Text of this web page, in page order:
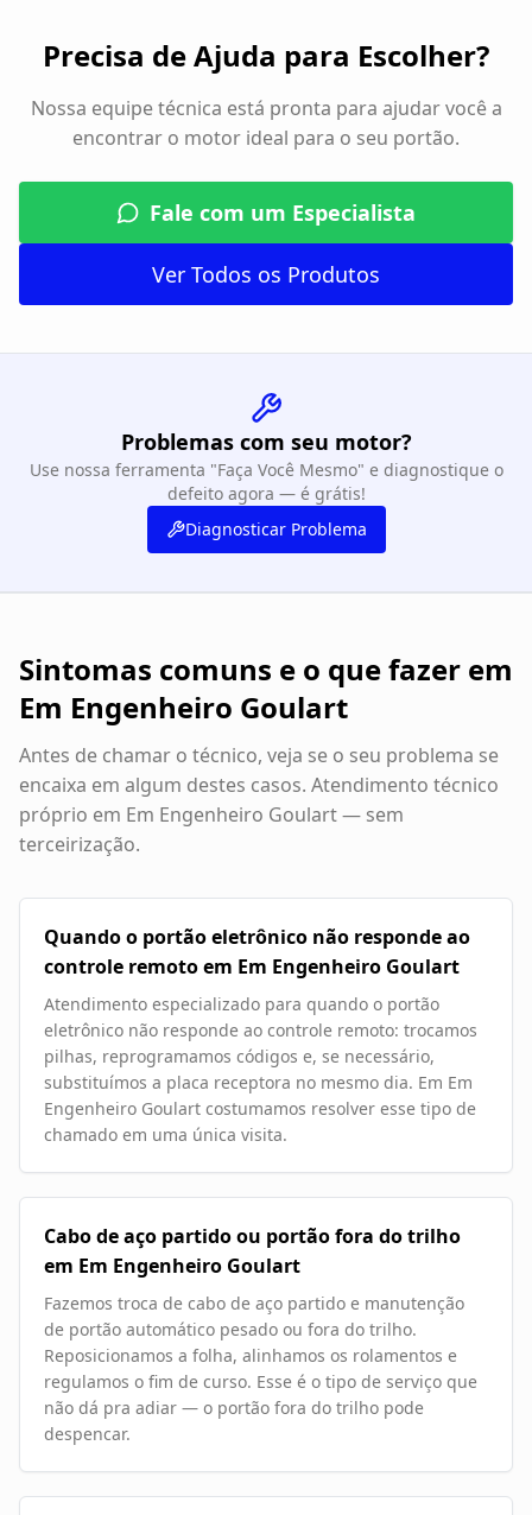
Precisa de Ajuda para Escolher?
Nossa equipe técnica está pronta para ajudar você a
encontrar o motor ideal para o seu portão.
Fale com um Especialista
Ver Todos os Produtos
Problemas com seu motor?
Use nossa ferramenta "Faça Você Mesmo" e diagnostique o
defeito agora — é grátis!
Diagnosticar Problema
Sintomas comuns e o que fazer em
Em Engenheiro Goulart
Antes de chamar o técnico, veja se o seu problema se
encaixa em algum destes casos. Atendimento técnico
próprio em Em Engenheiro Goulart— sem
terceirização.
Quando o portão eletrônico não responde ao
controle remoto em Em Engenheiro Goulart
Atendimento especializado para quando o portão
eletrônico não responde ao controle remoto: trocamos
pilhas, reprogramamos códigos e, se necessário,
substituímos a placa receptora no mesmo dia. Em Em
Engenheiro Goulart costumamos resolver esse tipo de
chamado em uma única visita.
Cabo de aço partido ou portão fora do trilho
em Em Engenheiro Goulart
Fazemos troca de cabo de aço partido e manutenção
de portão automático pesado ou fora do trilho.
Reposicionamos a folha, alinhamos os rolamentos e
regulamos o fim de curso. Esse é o tipo de serviço que
não dá pra adiar — o portão fora do trilho pode
despencar.